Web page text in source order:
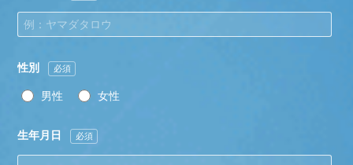
性別 必須
男性 女性
生年月日 必須